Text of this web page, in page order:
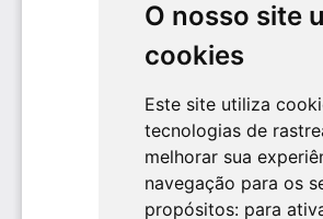
O nosso site
cookies
Este site utiliza
tecnologias de
melhorar sua
navegação para os
propósitos: para